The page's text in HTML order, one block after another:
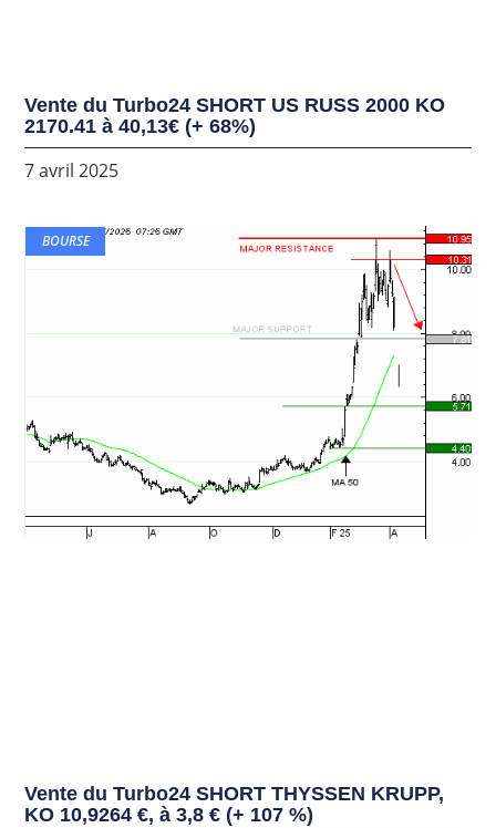
Vente du Turbo24 SHORT US RUSS 2000 KO
2170.41 à 40,13€ (+ 68%)
7 avril 2025
BOURSE
Vente du Turbo24 SHORT THYSSEN KRUPP,
KO 10,9264 €, à 3,8 € (+ 107 %)